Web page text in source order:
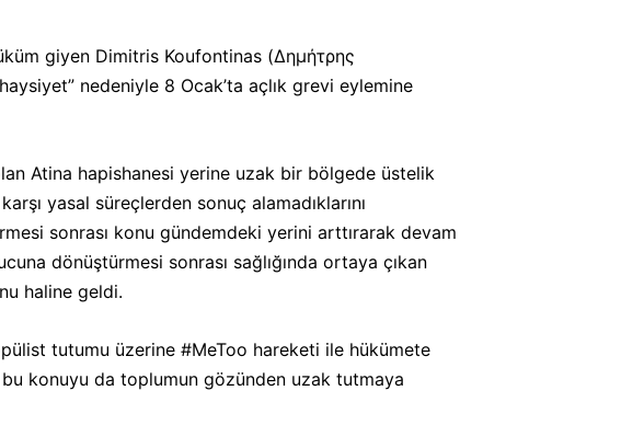
giyen Dimitris Koufontinas (Δημήτρης
nedeniyle 8 Ocak’ta açlık grevi eylemine
Atina hapishanesi yerine uzak bir bölgede üstelik
yasal süreçlerden sonuç alamadıklarını
sonrası konu gündemdeki yerini arttırarak devam
dönüştürmesi sonrası sağlığında ortaya çıkan
haline geldi.
tutumu üzerine #MeToo hareketi ile hükümete
konuyu da toplumun gözünden uzak tutmaya